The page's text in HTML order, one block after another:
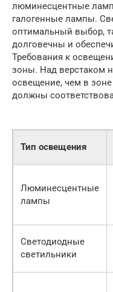
люминесцентные
галогенные лампы.
оптимальный выбор,
долговечны и
Требования к
зоны. Над верстаком
освещение, чем в
должны
Тип освещения
Люминесцентные
лампы
Светодиодные
светильники